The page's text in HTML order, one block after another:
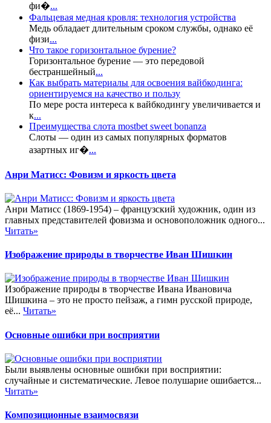
фи�...
Фальцевая медная кровля: технология устройства
Медь обладает длительным сроком службы, однако её
физи...
Что такое горизонтальное бурение?
Горизонтальное бурение — это передовой
бестраншейный...
Как выбрать материалы для освоения вайбкодинга:
ориентируемся на качество и пользу
По мере роста интереса к вайбкодингу увеличивается и
к...
Преимущества слота mostbet sweet bonanza
Слоты — один из самых популярных форматов
азартных иг�...
Анри Матисс: Фовизм и яркость цвета
Анри Матисс (1869-1954) – французский художник, один из
главных представителей фовизма и основоположник одного...
Читать»
Изображение природы в творчестве Иван Шишкин
Изображение природы в творчестве Ивана Ивановича
Шишкина – это не просто пейзаж, а гимн русской природе,
её... Читать»
Основные ошибки при восприятии
Были выявлены основные ошибки при восприятии:
случайные и систематические. Левое полушарие ошибается...
Читать»
Композиционные взаимосвязи